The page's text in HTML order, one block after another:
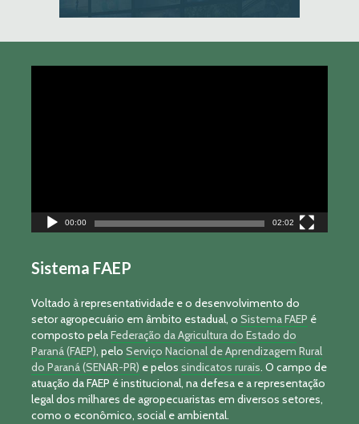
00:00 02:02
Sistema FAEP
Voltado à representatividade e o desenvolvimento do
setor agropecuário em âmbito estadual, o Sistema FAEP é
composto pelaFederação da Agricultura do Estado do
Paraná (FAEP), pelo Serviço Nacional de Aprendizagem Rural
do Paraná (SENAR-PR) e pelos sindicatos rurais. O campo de
atuação da FAEP é institucional, na defesa e a representação
legal dos milhares de agropecuaristas em diversos setores,
como o econômico, social e ambiental.